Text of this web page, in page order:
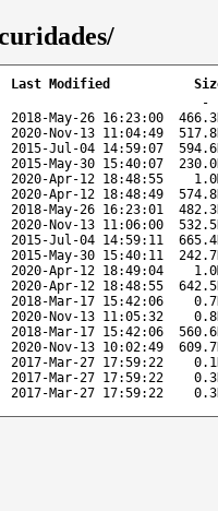
Last Modified
2018-May-26 16:23:00
2020-Nov-13 11:04:49
2015-Jul-04 14:59:07
2015-May-30 15:40:07
2020-Apr-12 18:48:55
2020-Apr-12 18:48:49
2018-May-26 16:23:01
2020-Nov-13 11:06:00
2015-Jul-04 14:59:11
2015-May-30 15:40:11
2020-Apr-12 18:49:04
2020-Apr-12 18:48:55
2018-Mar-17 15:42:06
2020-Nov-13 11:05:32
2018-Mar-17 15:42:06
2020-Nov-13 10:02:49
2017-Mar-27 17:59:22
2017-Mar-27 17:59:22
2017-Mar-27 17:59:22